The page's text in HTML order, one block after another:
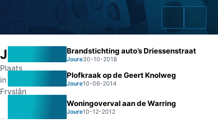
Home
Joure
Plaats
in
Fryslân
Brandstichting auto’s Driessenstraat
Joure30-10-2018
Plofkraak op de Geert Knolweg
Joure10-06-2014
Woningoverval aan de Warring
Joure10-12-2012